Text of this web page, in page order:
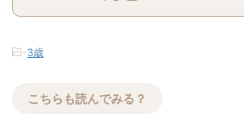
-3歳
こちらも読んでみる？